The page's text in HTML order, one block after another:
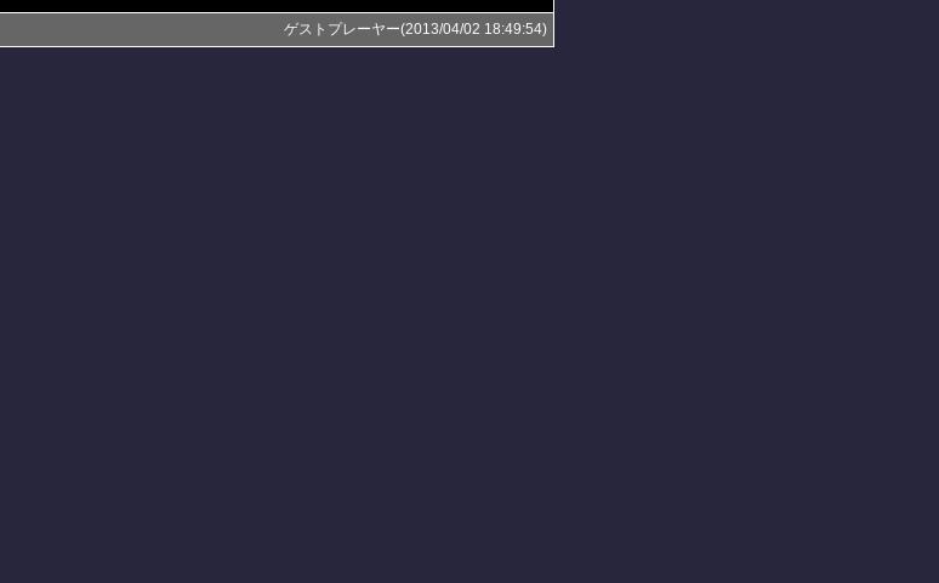
ゲストプレーヤー(2013/04/02 18:49:54)